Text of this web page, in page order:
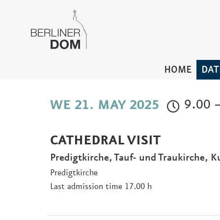
HOME
WE 21. MAY 2025 9.00
CATHEDRAL VISIT
Predigtkirche, Tauf- und Traukirche,
Predigtkirche
Last admission time 17.00 h